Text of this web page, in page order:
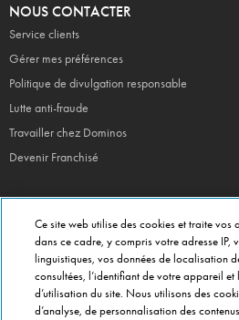
NOUS CONTACTER
Service clients
Gérer mes préférences
Politique de divulgation responsable
Lutte anti-fraude
Travailler chez Dominos
Devenir Franchisé
EN CE MOMENT
Bouchées Doubles
Jours Fous
Domino's x Oasis x Spiderman
Ce site web utilise des cookies et traite vos
dans ce cadre, y compris votre adresse IP,
linguistiques, vos données de localisation
consultées, l’identifiant de votre appareil et
d’utilisation du site. Nous utilisons des
d’analyse, de personnalisation des